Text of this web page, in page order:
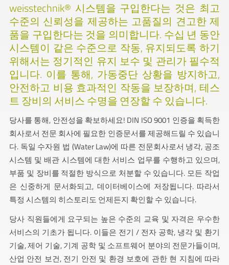
weisstechnik® 시스템을 구입한다는 것은 최고
수준의 신뢰성을 제공하는 고품질의 견고한 제
품을 구입한다는 것을 의미합니다. 수십 년 동안
시스템이 같은 수준으로 작동, 유지되도록 하기
위해서는 정기적인 유지 보수 및 관리가 필수적
입니다. 이를 통해, 가동중단 상황을 방지하고,
안전하고 비용 효과적인 작동을 보장하며, 테스
트 장비의 서비스 수명을 연장할 수 있습니다.
당사를 통해, 안전성을 확보하세요! DIN ISO 9001 인증을 획득한
회사로서 전문 회사에 필요한 인증문서를 제공해드릴 수 있습니
다. 독일 수자원 법 (Water Law)에 따른 전문회사로서 냉각, 공조
시스템 및 배관 시스템에 대한 서비스 업무를 수행하고 있으며,
부품 및 장비를 적절한 방식으로 처분할 수 있습니다. 모든 작업
은 신중하게 문서화되고, 데이터베이스에 저장됩니다. 따라서
특정 시스템의 히스토리도 언제든지 확인할 수 있습니다.
당사 직원들에게 요구되는 높은 수준의 교육 및 자격은 우수한
서비스의 기초가 됩니다. 이들은 전기 / 전자 공학, 냉각 및 환기
기술, 제어 기술, 기계 공학 및 소프트웨어 분야의 전문가들이며,
산업 안전 보건, 전기 안전 및 환경 보호에 관한 현 지침에 따라